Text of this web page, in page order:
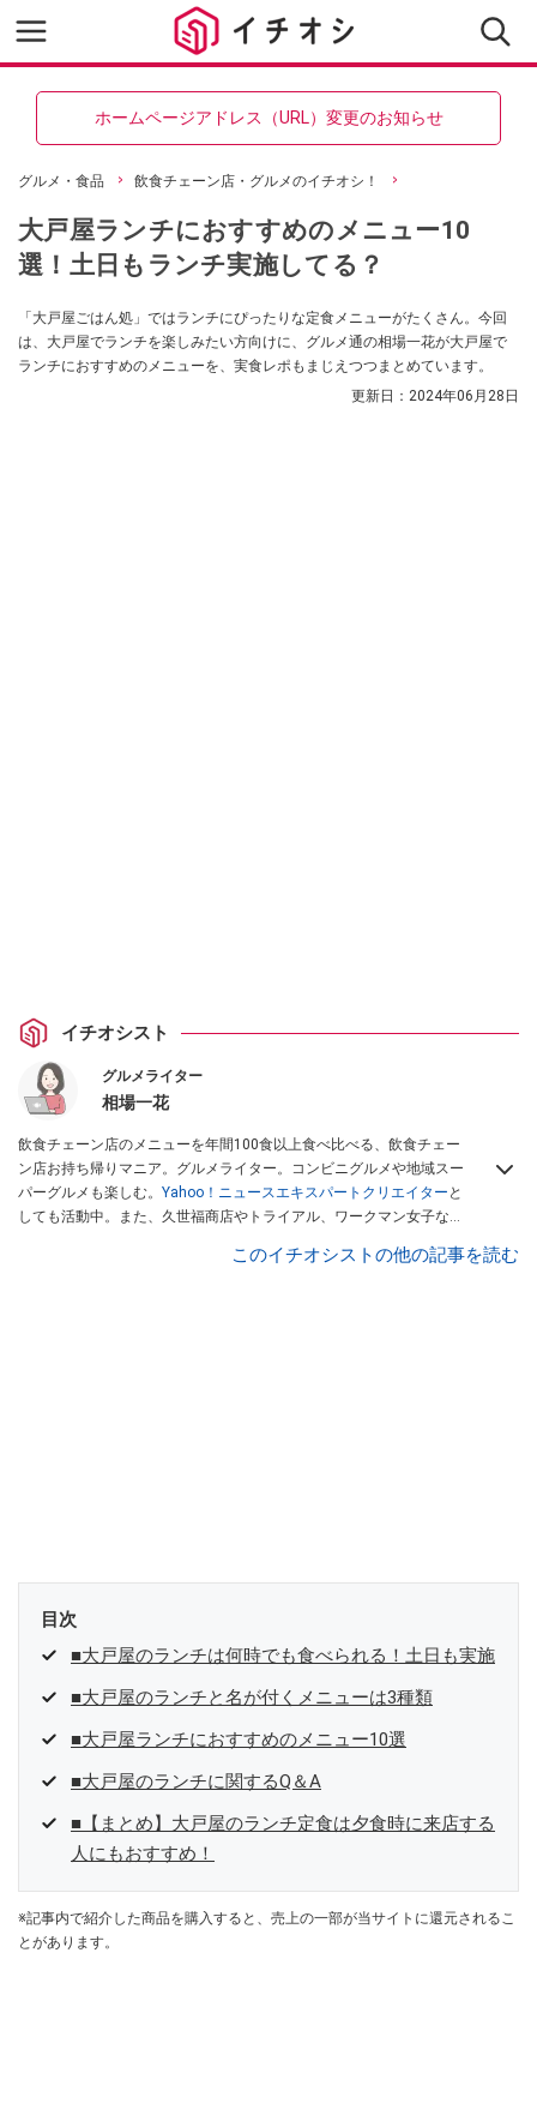
ホームページアドレス（URL）変更のお知らせ
グルメ・食品 飲食チェーン店・グルメのイチオシ！
大戸屋ランチにおすすめのメニュー10
選！土日もランチ実施してる？
「大戸屋ごはん処」ではランチにぴったりな定食メニューがたくさん。今回
は、大戸屋でランチを楽しみたい方向けに、グルメ通の相場一花が大戸屋で
ランチにおすすめのメニューを、実食レポもまじえつつまとめています。
更新日： 2024年06月28日
イチオシスト
グルメライター
相場一花
飲食チェーン店のメニューを年間100食以上食べ比べる、飲食チェー
ン店お持ち帰りマニア。グルメライター。コンビニグルメや地域スー
パーグルメも楽しむ。 Yahoo！ニュースエキスパートクリエイター と
しても活動中。また、久世福商店やトライアル、ワークマン女子など
、集英社「週刊プレイボーイ」、宝島
このイチオシストの他の記事を読む
目次
■大戸屋のランチは何時でも食べられる！土日も実施
■大戸屋のランチと名が付くメニューは3種類
■大戸屋ランチにおすすめのメニュー10選
■大戸屋のランチに関するQ＆A
■【まとめ】大戸屋のランチ定食は夕食時に来店する
人にもおすすめ！
※記事内で紹介した商品を購入すると、売上の一部が当サイトに還元されるこ
とがあります。